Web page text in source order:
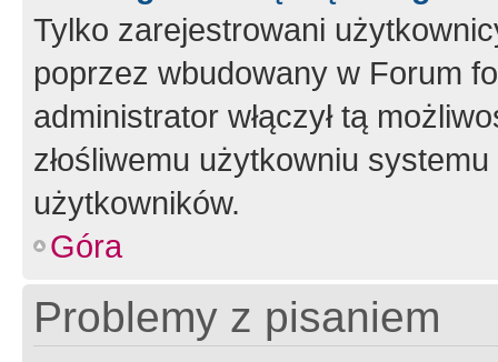
Tylko zarejestrowani
poprzez wbudowany w Forum
administrator włączył tą
złośliwemu użytkowniu
użytkowników.
Góra
Problemy z pisaniem